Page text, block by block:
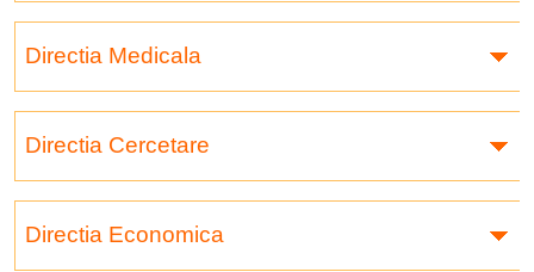
Directia Medicala
Directia Cercetare
Directia Economica